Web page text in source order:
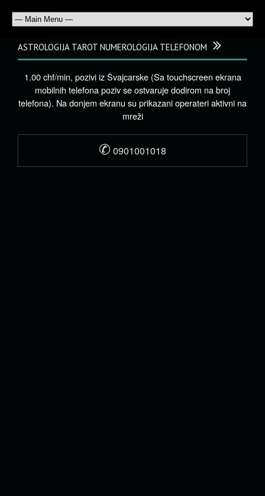
ASTROLOGIJA TAROT NUMEROLOGIJA TELEFONOM
1.00 chf/min, pozivi iz Švajcarske (Sa touchscreen ekrana
mobilnih telefona poziv se ostvaruje dodirom na broj
telefona). Na donjem ekranu su prikazani operateri aktivni na
mreži
✆ 0901001018